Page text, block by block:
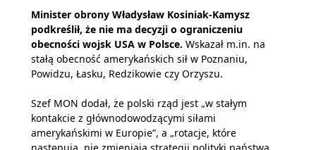
Minister obrony Władysław Kosiniak-Kamysz
podkreślił, że nie ma decyzji o ograniczeniu
obecności wojsk USA w Polsce. Wskazał m.in. na
stałą obecność amerykańskich sił w Poznaniu,
Powidzu, Łasku, Redzikowie czy Orzyszu.
Szef MON dodał, że polski rząd jest „w stałym
kontakcie z głównodowodzącymi siłami
amerykańskimi w Europie”, a „rotacje, które